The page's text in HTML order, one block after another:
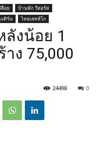
อย
บ้านพัก รีสอร์ท
เดิร์น ไทยเลทส์โก
ลังน้อย 1
ง 75,000
0
24498